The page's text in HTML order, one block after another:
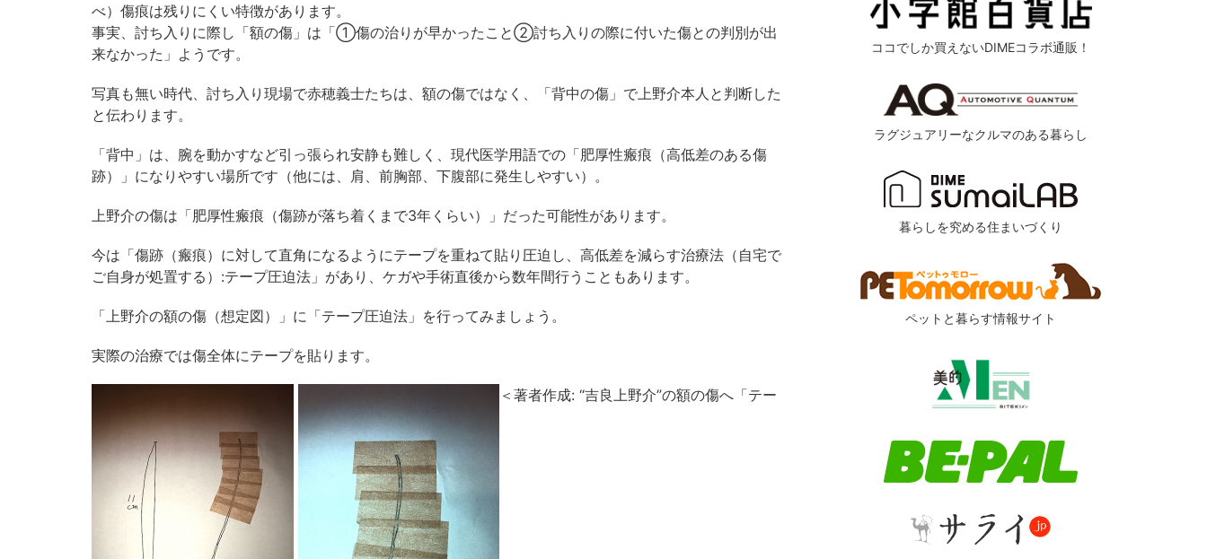
べ）傷痕は残りにくい特徴があります。
事実、討ち入りに際し「額の傷」は「①傷の治りが早かったこと②討ち入りの際に付いた傷との判別が出
来なかった」ようです。
写真も無い時代、討ち入り現場で赤穂義士たちは、額の傷ではなく、「背中の傷」で上野介本人と判断した
と伝わります。
「背中」は、腕を動かすなど引っ張られ安静も難しく、現代医学用語での「肥厚性瘢痕（高低差のある傷
跡）」になりやすい場所です（他には、肩、前胸部、下腹部に発生しやすい）。
上野介の傷は「肥厚性瘢痕（傷跡が落ち着くまで3年くらい）」だった可能性があります。
今は「傷跡（瘢痕）に対して直角になるようにテープを重ねて貼り圧迫し、高低差を減らす治療法（自宅で
ご自身が処置する）:テープ圧迫法」があり、ケガや手術直後から数年間行うこともあります。
「上野介の額の傷（想定図）」に「テープ圧迫法」を行ってみましょう。
実際の治療では傷全体にテープを貼ります。
＜著者作成: “吉良上野介”の額の傷へ「テー
ココでしか買えないDIMEコラボ通販！
ラグジュアリーなクルマのある暮らし
暮らしを究める住まいづくり
ペットと暮らす情報サイト